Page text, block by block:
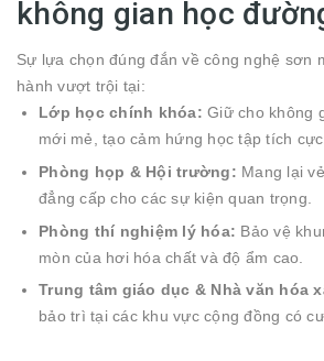
không gian học
Sự lựa chọn đúng đắn về công nghệ sơn
hành vượt trội tại:
Lớp học chính khóa: Giữ cho không
mới mẻ, tạo cảm hứng học tập tích
Phòng họp & Hội trường: Mang lại
đẳng cấp cho các sự kiện quan trọng.
Phòng thí nghiệm lý hóa: Bảo vệ
mòn của hơi hóa chất và độ ẩm cao.
Trung tâm giáo dục & Nhà văn hóa
bảo trì tại các khu vực cộng đồng có